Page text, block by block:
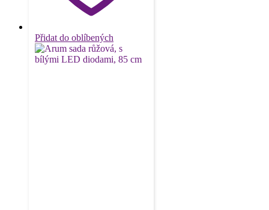
Přidat do oblíbených